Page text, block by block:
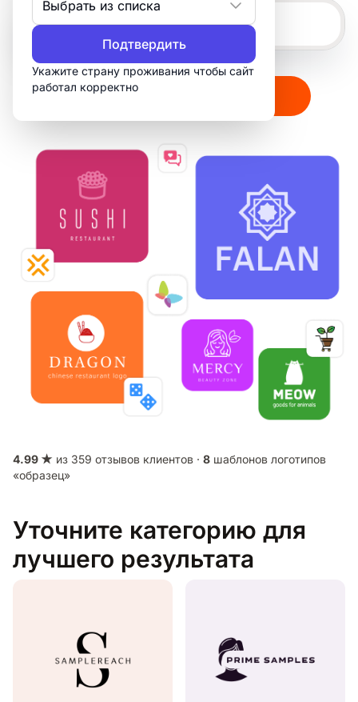
Выбрать из списка
Подтвердить
Укажите страну проживания чтобы сайт
работал корректно
Создать мой логотип
4.99 ★ из 359 отзывов клиентов · 8 шаблонов логотипов
«образец»
Уточните категорию для
лучшего результата